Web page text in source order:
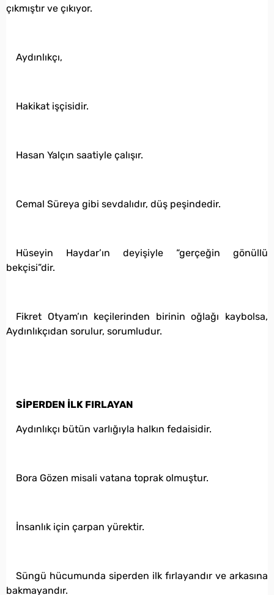
çıkmıştır ve çıkıyor.
Aydınlıkçı,
Hakikat işçisidir.
Hasan Yalçın saatiyle çalışır.
Cemal Süreya gibi sevdalıdır, düş peşindedir.
Hüseyin Haydar’ın deyişiyle “gerçeğin gönüllü
bekçisi”dir.
Fikret Otyam’ın keçilerinden birinin oğlağı kaybolsa,
Aydınlıkçıdan sorulur, sorumludur.
SİPERDEN İLK FIRLAYAN
Aydınlıkçı bütün varlığıyla halkın fedaisidir.
Bora Gözen misali vatana toprak olmuştur.
İnsanlık için çarpan yürektir.
Süngü hücumunda siperden ilk fırlayandır ve arkasına
bakmayandır.